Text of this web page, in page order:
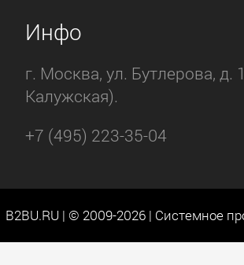
Инфо
г. Москва, ул. Бутлерова, д.
Калужская).
+7 (495) 223-35-04
B2BU.RU | © 2009-2026 | Системное